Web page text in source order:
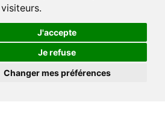
J'accepte
Je refuse
Changer mes préférences
? Découvrez la pharmacie en